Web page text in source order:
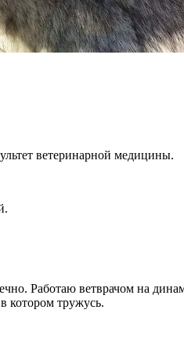
ветеринарной медицины.
Работаю ветврачом на
котором тружусь.